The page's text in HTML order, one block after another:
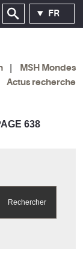
FR
MSH Mondes
Actus recherche
638
Rechercher
aux résultats